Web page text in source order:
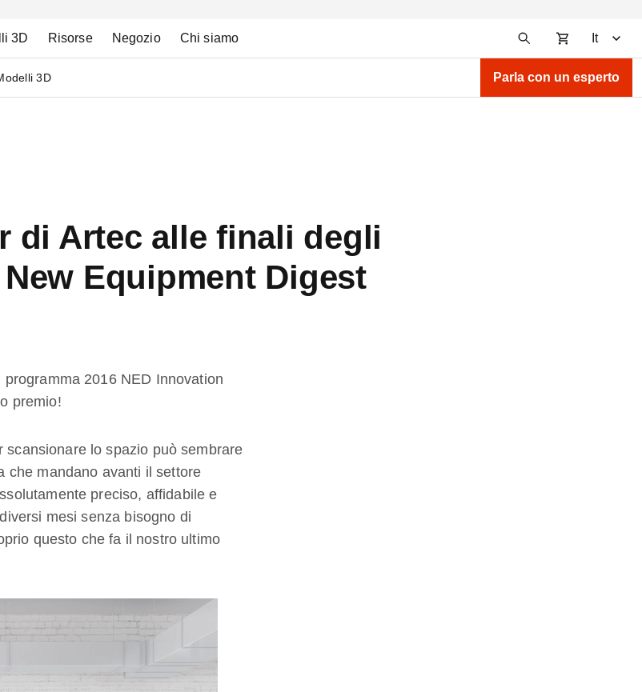
3D Risorse Negozio Chi siamo It
3D Parla con un esperto
di Artec alle finali degli
Equipment Digest
2016 NED Innovation
premio!
scansionare lo spazio può sembrare
che mandano avanti il settore
preciso, affidabile e
mesi senza bisogno di
questo che fa il nostro ultimo